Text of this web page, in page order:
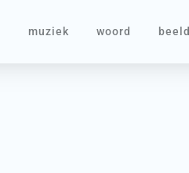
muziek woord beeld